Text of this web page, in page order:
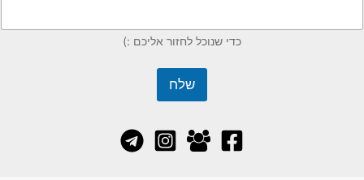
כדי שנוכל לחזור אליכם :)
שלח